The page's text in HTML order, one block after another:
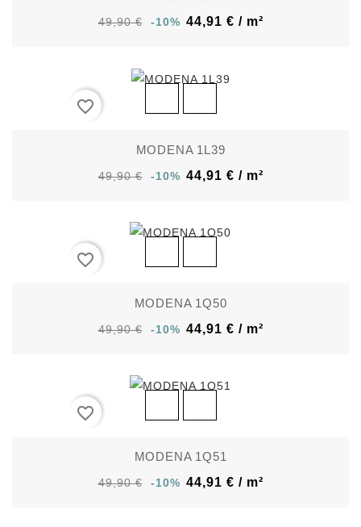
49,90 € -10% 44,91 € / m²
favorite_border
MODENA 1L39
49,90 € -10% 44,91 € / m²
favorite_border
MODENA 1Q50
49,90 € -10% 44,91 € / m²
favorite_border
MODENA 1Q51
49,90 € -10% 44,91 € / m²